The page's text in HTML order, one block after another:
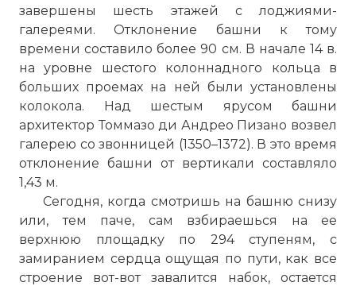
завершены шесть этажей с лоджиями-
галереями. Отклонение башни к тому
времени составило более 90 см. В начале 14 в.
на уровне шестого колоннадного кольца в
больших проемах на ней были установлены
колокола. Над шестым ярусом башни
архитектор Томмазо ди Андрео Пизано возвел
галерею со звонницей (1350–1372). В это время
отклонение башни от вертикали составляло
1,43 м.
Сегодня, когда смотришь на башню снизу
или, тем паче, сам взбираешься на ее
верхнюю площадку по 294 ступеням, с
замиранием сердца ощущая по пути, как все
строение вот-вот завалится набок, остается